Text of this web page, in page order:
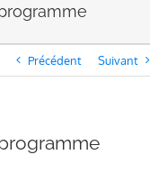
Précédent Suivant